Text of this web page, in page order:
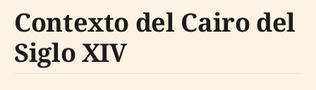
Contexto del Cairo del
Siglo XIV